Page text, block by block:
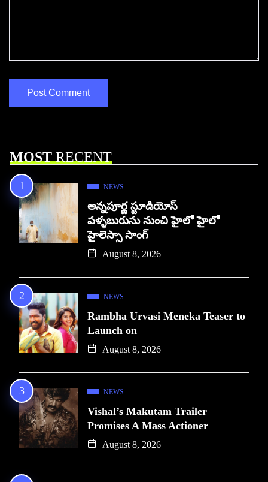
MOSTRECENT
NEWS
అన్నపూర్ణ స్టూడియోస్
పళ్ళబురుసు నుంచి హైలో హైలో
హైలెస్సా సాంగ్
August 8, 2026
NEWS
Rambha Urvasi Meneka Teaser to
Launch on
August 8, 2026
NEWS
Vishal’s Makutam Trailer
Promises A Mass Actioner
August 8, 2026